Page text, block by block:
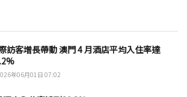
訪客增長帶動 澳門 4 月酒店平均入住率達
年06月01日 07:02